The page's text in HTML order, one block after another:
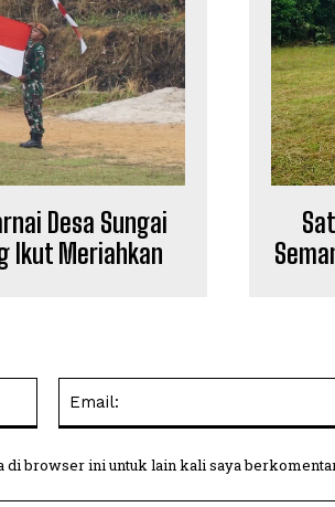
Desa Sungai
Ikut Meriahkan
di browser ini untuk lain kali saya